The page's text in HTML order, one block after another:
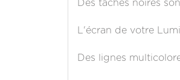
Des tâches noires
L'écran de votre
Des lignes